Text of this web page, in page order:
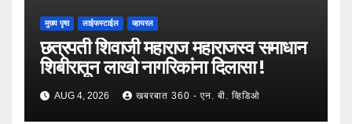
मुख्य पृष्ठ लाईफस्टाईल व्हायरल
छत्रपती शिवाजी महाराज महाराजस्व समाधान
शिबीरातून लाखो नागरिकांना दिलासा !
AUG 4, 2026 खबरबात 360 - एन. बी. व्हिडिओ